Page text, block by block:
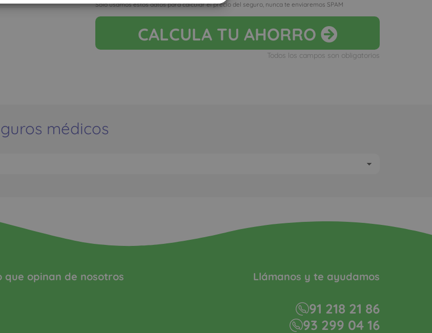
Solo usamos estos datos para calcular el precio del seguro, nunca te enviaremos SPAM
CALCULA TU AHORRO
Todos los campos son obligatorios
médicos
que opinan de nosotros Llámanos y te ayudamos
91 218 21 86
93 299 04 16